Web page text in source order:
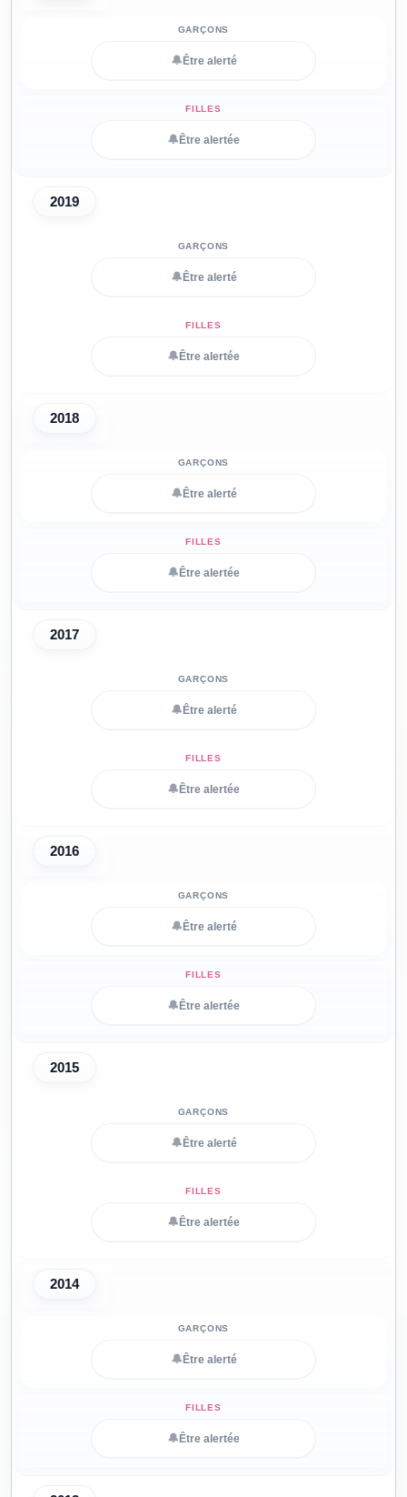
🔔 Être alerté
🔔 Être alertée
2019
🔔 Être alerté
🔔 Être alertée
2018
🔔 Être alerté
🔔 Être alertée
2017
🔔 Être alerté
🔔 Être alertée
2016
🔔 Être alerté
🔔 Être alertée
2015
🔔 Être alerté
🔔 Être alertée
2014
🔔 Être alerté
🔔 Être alertée